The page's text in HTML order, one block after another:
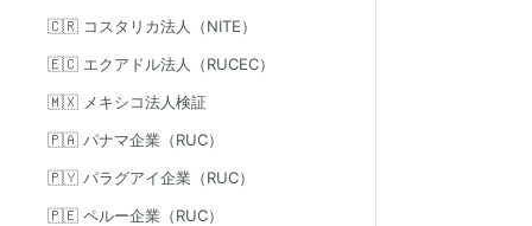
🇨🇷 コスタリカ法人（NITE）
🇪🇨 エクアドル法人（RUCEC）
🇲🇽 メキシコ法人検証
🇵🇦 パナマ企業（RUC）
🇵🇾 パラグアイ企業（RUC）
🇵🇪 ペルー企業（RUC）